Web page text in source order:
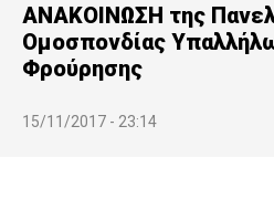
ΑΝΑΚΟΙΝΩΣΗ της
Ομοσπονδίας
Φρούρησης
15/11/2017 - 23:14